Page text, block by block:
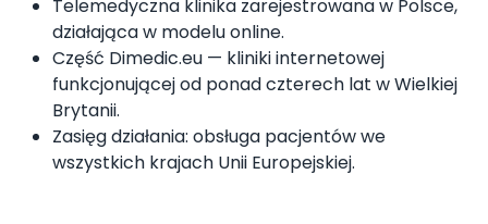
Telemedyczna klinika zarejestrowana w Polsce,
działająca w modelu online.
Część Dimedic.eu — kliniki internetowej
funkcjonującej od ponad czterech lat w Wielkiej
Brytanii.
Zasięg działania: obsługa pacjentów we
wszystkich krajach Unii Europejskiej.